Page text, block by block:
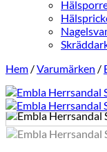
Hem /Varumärken /